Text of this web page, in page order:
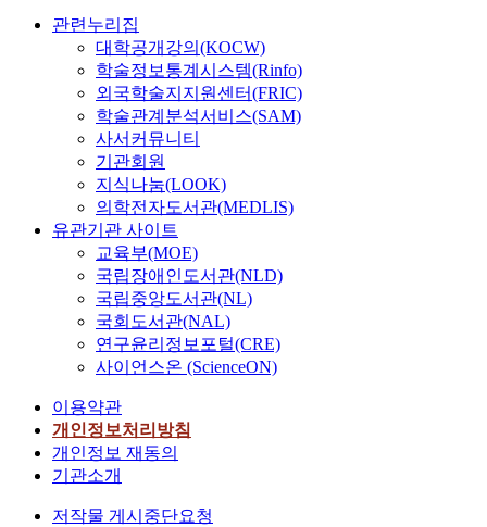
관련누리집
대학공개강의(KOCW)
학술정보통계시스템(Rinfo)
외국학술지지원센터(FRIC)
학술관계분석서비스(SAM)
사서커뮤니티
기관회원
지식나눔(LOOK)
의학전자도서관(MEDLIS)
유관기관 사이트
교육부(MOE)
국립장애인도서관(NLD)
국립중앙도서관(NL)
국회도서관(NAL)
연구윤리정보포털(CRE)
사이언스온 (ScienceON)
이용약관
개인정보처리방침
개인정보 재동의
기관소개
저작물 게시중단요청